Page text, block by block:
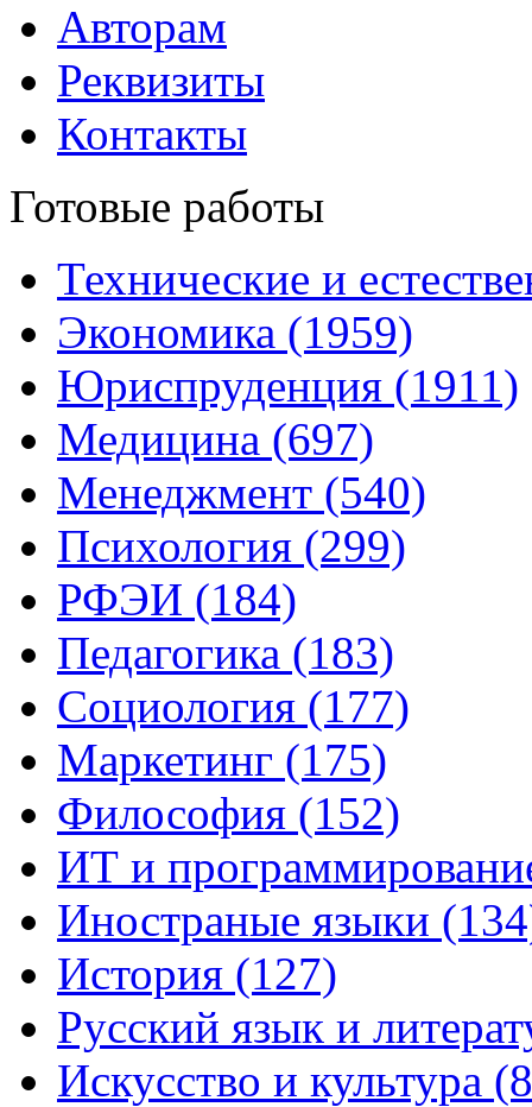
Авторам
Реквизиты
Контакты
Готовые работы
Технические и
Экономика (1959)
Юриспруденция (1911)
Медицина (697)
Менеджмент (540)
Психология (299)
РФЭИ (184)
Педагогика (183)
Социология (177)
Маркетинг (175)
Философия (152)
ИТ и
Иностраные языки
История (127)
Русский язык и
Искусство и культура